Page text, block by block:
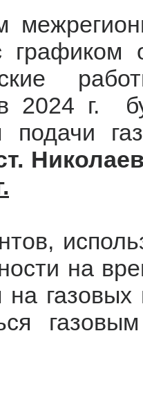
графиком
2024 г.
подачи
на
на